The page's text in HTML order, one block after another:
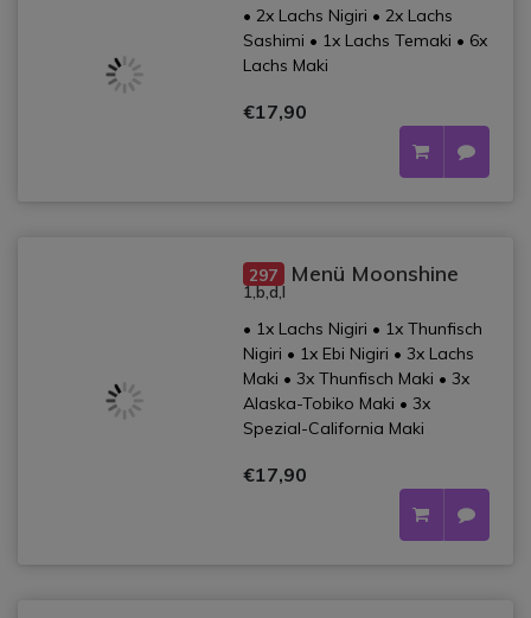
• 2x Lachs Nigiri • 2x Lachs
Sashimi • 1x Lachs Temaki • 6x
Lachs Maki
€17,90
297 Menü Moonshine
1,b,d,l
• 1x Lachs Nigiri • 1x Thunfisch
Nigiri • 1x Ebi Nigiri • 3x Lachs
Maki • 3x Thunfisch Maki • 3x
Alaska-Tobiko Maki • 3x
Spezial-California Maki
€17,90